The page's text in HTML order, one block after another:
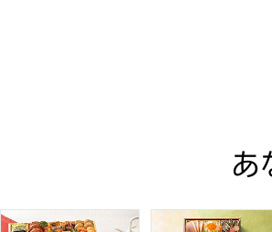
あ
トップバリュ 和洋中特大二段重「饗宴
トップバリュ 和